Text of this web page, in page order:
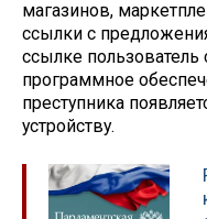
магазинов,
ссылки с
ссылке
программное
преступника
устройству.